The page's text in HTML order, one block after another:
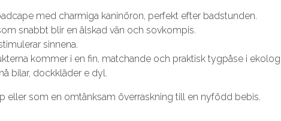
med charmiga kaninöron, perfekt efter badstunden.
snabbt blir en älskad vän och sovkompis.
sinnena.
kommer i en fin, matchande och praktisk tygpåse i
bilar, dockkläder e dyl.
eller som en omtänksam överraskning till en nyfödd bebis.